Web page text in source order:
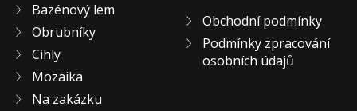
Bazénový lem
Obrubníky
Cihly
Mozaika
Na zakázku
Obchodní podmínky
Podmínky zpracování
osobních údajů